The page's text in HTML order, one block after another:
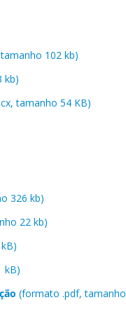
102 kb)
kb)
tamanho 54 KB)
326 kb)
22 kb)
kB)
(formato .pdf, tamanho